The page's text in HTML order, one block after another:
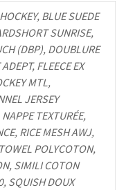
BLUE SUEDE
SUNRISE,
(DBP), DOUBLURE
FLEECE EX
MTL,
JERSEY
TEXTURÉE,
RICE MESH AWJ,
POLYCOTON,
SIMILI COTON
SQUISH DOUX